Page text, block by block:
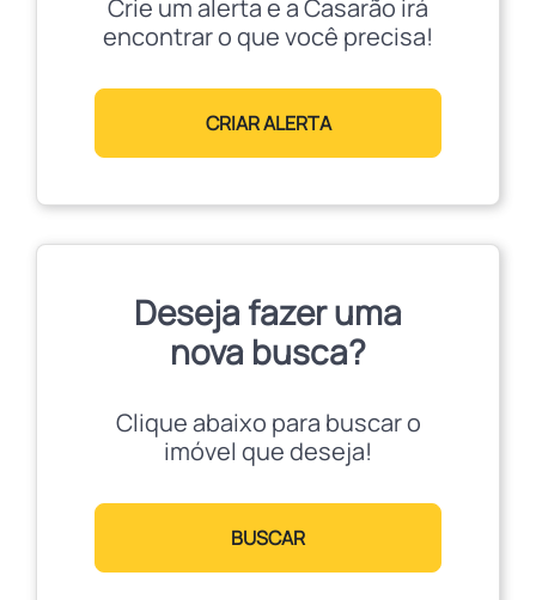
Crie um alerta e a Casarão irá
encontrar o que você precisa!
CRIAR ALERTA
Deseja fazer uma
nova busca?
Clique abaixo para buscar o
imóvel que deseja!
BUSCAR